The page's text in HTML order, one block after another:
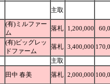
主取
(有)ミルファー
ム
落札 1,200,000
(有)ビッグレッ
ドファーム
落札 3,400,000
主取
田中 春美 落札 2,000,000